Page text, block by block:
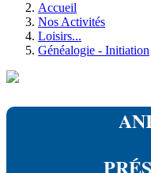
Accueil
Nos Activités
Loisirs...
Généalogie - Initiation